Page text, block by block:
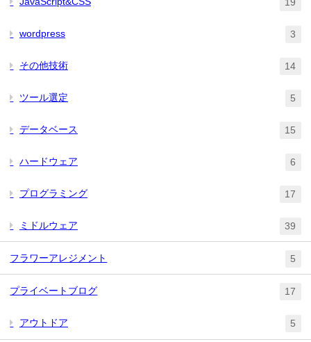
wordpress 3
その他技術 14
ツール選定 5
データベース 15
ハードウェア 6
プログラミング 17
ミドルウェア 39
フラワーアレジメント 5
プライベートブログ 17
アウトドア 5